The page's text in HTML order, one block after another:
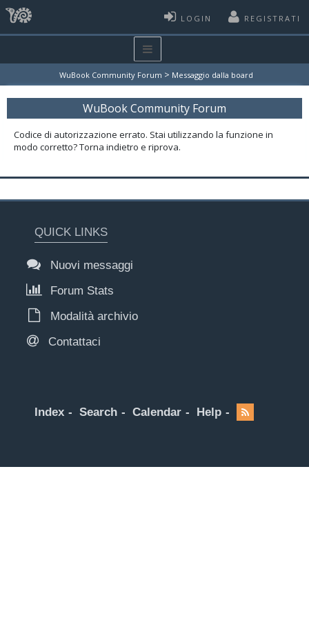
LOGIN REGISTRATI
WuBook Community Forum > Messaggio dalla board
WuBook Community Forum
Codice di autorizzazione errato. Stai utilizzando la funzione in
modo corretto? Torna indietro e riprova.
QUICK LINKS
Nuovi messaggi
Forum Stats
Modalità archivio
Contattaci
Index Search Calendar Help